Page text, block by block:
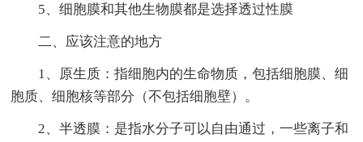
5、细胞膜和其他生物膜都是选择透过性膜
二、应该注意的地方
1、原生质：指细胞内的生命物质，包括细胞膜、细
胞质、细胞核等部分（不包括细胞壁）。
2、半透膜：是指水分子可以自由通过，一些离子和